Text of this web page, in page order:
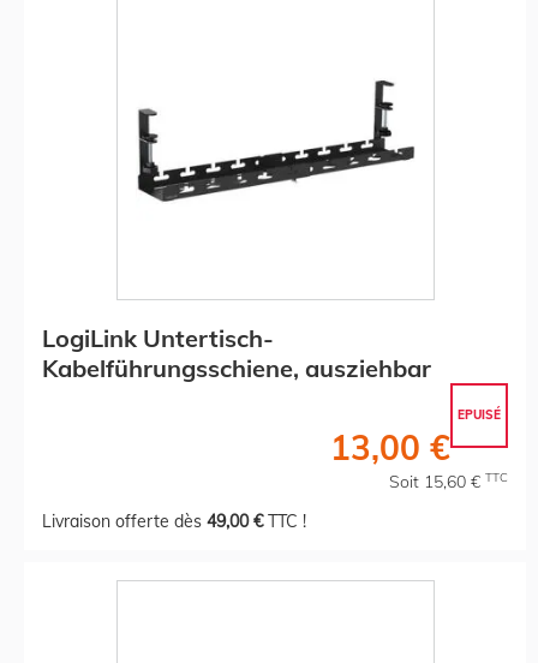
LogiLink Untertisch-
Kabelführungsschiene, ausziehbar
EPUISÉ
13,00 €
Soit 15,60 € TTC
Livraison offerte dès 49,00 €TTC !